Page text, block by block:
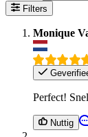
Filters
Monique
Perfect!
Nuttig